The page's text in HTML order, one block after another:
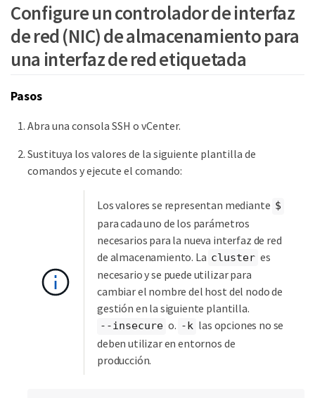
                          },
               "cluster": {
                         "name":
"$mnode_host_name"
                         }
}
Configure un controlador de interfaz
de red (NIC) de almacenamiento para
una interfaz de red etiquetada
Pasos
Abra una consola SSH o vCenter.
Sustituya los valores de la siguiente plantilla de
comandos y ejecute el comando:
Los valores se representan mediante $
para cada uno de los parámetros
necesarios para la nueva interfaz de red
de almacenamiento. La cluster es
necesario y se puede utilizar para
cambiar el nombre del host del nodo de
gestión en la siguiente plantilla.
--insecure o. -k las opciones no se
deben utilizar en entornos de
producción.